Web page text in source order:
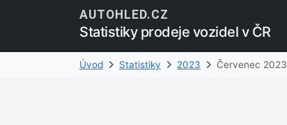
AUTOHLED.CZ
Statistiky prodeje vozidel v ČR
Úvod Statistiky 2023 Červenec 2023